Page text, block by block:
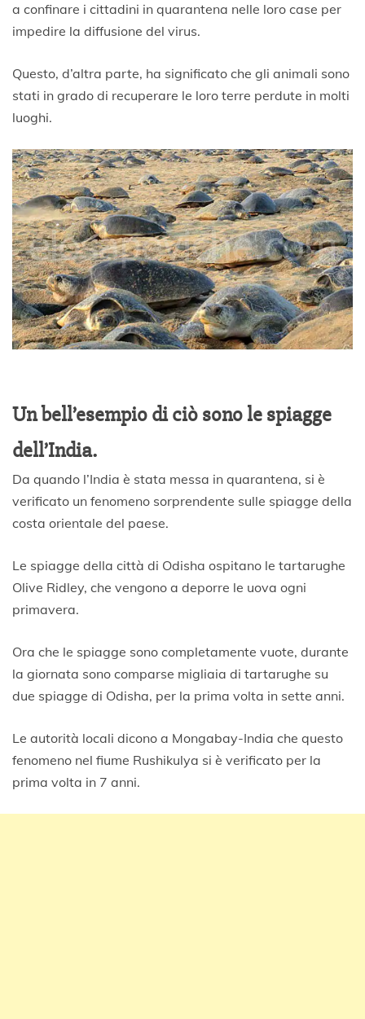
g
g
2
0
2
a confinare i cittadini in quarantena nelle loro case per
impedire la diffusione del virus.
Questo, d’altra parte, ha significato che gli animali sono
stati in grado di recuperare le loro terre perdute in molti
luoghi.
Un bell’esempio di ciò sono le spiagge
dell’India.
Da quando l’India è stata messa in quarantena, si è
verificato un fenomeno sorprendente sulle spiagge della
costa orientale del paese.
Le spiagge della città di Odisha ospitano le tartarughe
Olive Ridley, che vengono a deporre le uova ogni
primavera.
Ora che le spiagge sono completamente vuote, durante
la giornata sono comparse migliaia di tartarughe su
due spiagge di Odisha, per la prima volta in sette anni.
Le autorità locali dicono a Mongabay-India che questo
fenomeno nel fiume Rushikulya si è verificato per la
prima volta in 7 anni.